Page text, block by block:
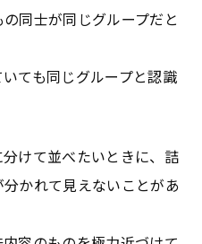
同士が同じグループだと
ても同じグループと認識
けて並べたいときに、詰
かれて見えないことがあ